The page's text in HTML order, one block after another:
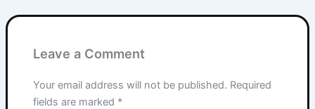
Leave a Comment
Your email address will not be published. Required
fields are marked *